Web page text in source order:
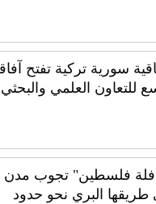
سورية تركية تفتح
للتعاون العلمي والبحثي
فلسطين" تجوب مدن
البري نحو حدود